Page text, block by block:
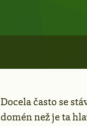
Docela často se
domén než je ta